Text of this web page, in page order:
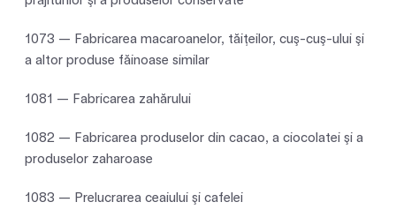
1073 — Fabricarea macaroanelor, tăiţeilor, cuş-cuş-ului şi
a altor produse făinoase similar
1081 — Fabricarea zahărului
1082 — Fabricarea produselor din cacao, a ciocolatei şi a
produselor zaharoase
1083 — Prelucrarea ceaiului şi cafelei